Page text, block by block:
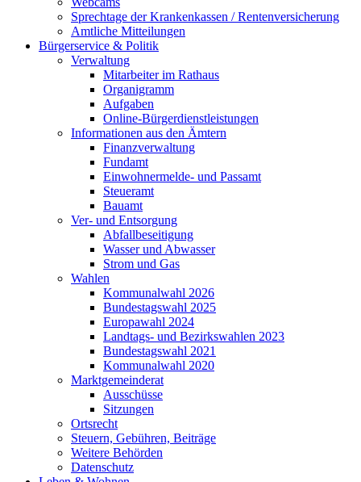
Sprechtage der Krankenkassen / Rentenversicherung
Amtliche Mitteilungen
Bürgerservice & Politik
Verwaltung
Mitarbeiter im Rathaus
Organigramm
Aufgaben
Online-Bürgerdienstleistungen
Informationen aus den Ämtern
Finanzverwaltung
Fundamt
Einwohnermelde- und Passamt
Steueramt
Bauamt
Ver- und Entsorgung
Abfallbeseitigung
Wasser und Abwasser
Strom und Gas
Wahlen
Kommunalwahl 2026
Bundestagswahl 2025
Europawahl 2024
Landtags- und Bezirkswahlen 2023
Bundestagswahl 2021
Kommunalwahl 2020
Marktgemeinderat
Ausschüsse
Sitzungen
Ortsrecht
Steuern, Gebühren, Beiträge
Weitere Behörden
Datenschutz